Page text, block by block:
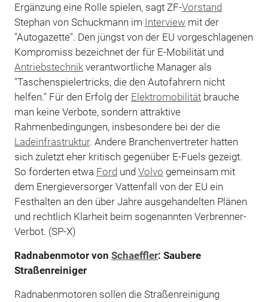
Ergänzung eine Rolle spielen, sagt ZF-Vorstand
Stephan von Schuckmann im Interview mit der
"Autogazette". Den jüngst von der EU vorgeschlagenen
Kompromiss bezeichnet der für E-Mobilität und
Antriebstechnikverantwortliche Manager als
"Taschenspielertricks, die den Autofahrern nicht
helfen." Für den Erfolg der Elektromobilitätbrauche
man keine Verbote, sondern attraktive
Rahmenbedingungen, insbesondere bei der die
Ladeinfrastruktur. Andere Branchenvertreter hatten
sich zuletzt eher kritisch gegenüber E-Fuels gezeigt.
So forderten etwa Ford und Volvo gemeinsam mit
dem Energieversorger Vattenfall von der EU ein
Festhalten an den über Jahre ausgehandelten Plänen
und rechtlich Klarheit beim sogenannten Verbrenner-
Verbot. (SP-X)
Radnabenmotor von Schaeffler: Saubere
Straßenreiniger
Radnabenmotoren sollen die Straßenreinigung